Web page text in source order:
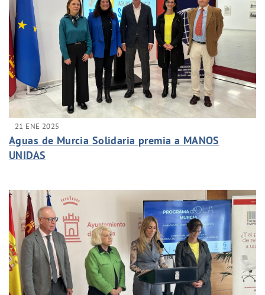
21 ENE 2025
Aguas de Murcia Solidaria premia a MANOS
UNIDAS